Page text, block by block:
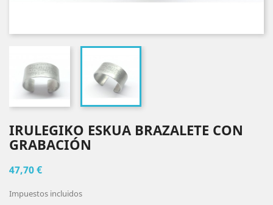
IRULEGIKO ESKUA BRAZALETE CON
GRABACIÓN
47,70 €
Impuestos incluidos